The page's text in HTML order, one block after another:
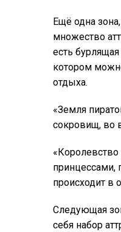
Ещё одна
множество
есть
котором
отдыха.
«Земля
сокровищ, во
принцессами,
происходит в
Следующая
себя набор